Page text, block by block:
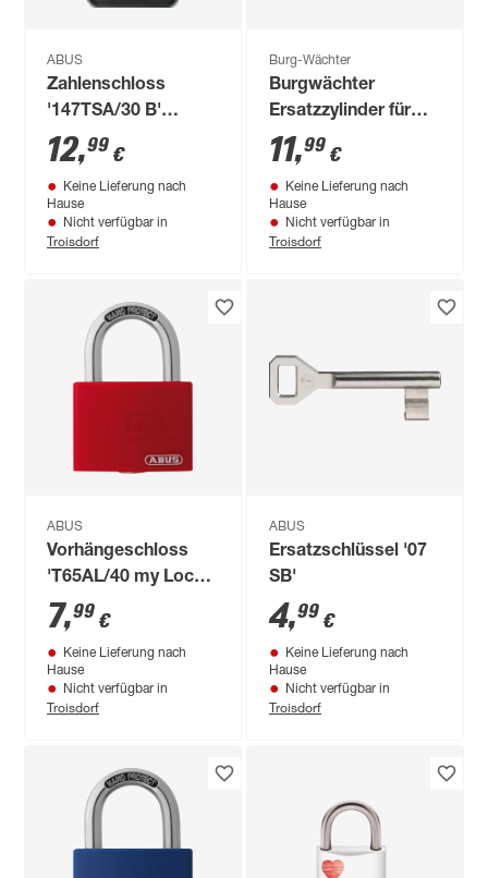
ABUS
Zahlenschloss
'147TSA/30 B'
schwarz
12,99 €
Keine Lieferung nach
Hause
Nicht verfügbar in
Troisdorf
Burg-Wächter
Burgwächter
Ersatzzylinder für
Briefkästen
11,99 €
Keine Lieferung nach
Hause
Nicht verfügbar in
Troisdorf
ABUS
Vorhängeschloss
'T65AL/40 my Lock'
rot 4,3 x 6,2 x 1,8 cm
7,99 €
Keine Lieferung nach
Hause
Nicht verfügbar in
Troisdorf
ABUS
Ersatzschlüssel '07
SB'
4,99 €
Keine Lieferung nach
Hause
Nicht verfügbar in
Troisdorf